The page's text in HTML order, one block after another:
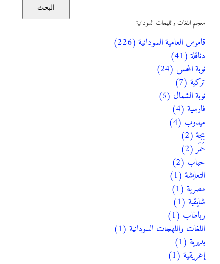
البحث
معجم اللغات واللهجات السودانية
قاموس العامية السودانية (226)
دناقلة (41)
نوبة المحس (24)
تركية (7)
نوبة الشمال (5)
فارسية (4)
ميدوب (4)
بجة (2)
حَمَر (2)
حباب (2)
التعايشة (1)
مصرية (1)
شايقية (1)
رباطاب (1)
اللغات واللهجات السودانية (1)
بديرية (1)
إغريقية (1)